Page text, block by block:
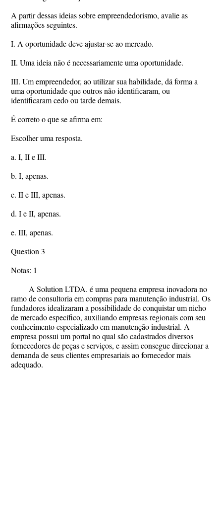
A partir dessas ideias sobre empreendedorismo, avalie as
afirmações seguintes.
I. A oportunidade deve ajustar-se ao mercado.
II. Uma ideia não é necessariamente uma oportunidade.
III. Um empreendedor, ao utilizar sua habilidade, dá forma a
uma oportunidade que outros não identificaram, ou
identificaram cedo ou tarde demais.
É correto o que se afirma em:
Escolher uma resposta.
a. I, II e III.
b. I, apenas.
c. II e III, apenas.
d. I e II, apenas.
e. III, apenas.
Question 3
Notas: 1
A Solution LTDA. é uma pequena empresa inovadora no
ramo de consultoria em compras para manutenção industrial. Os
fundadores idealizaram a possibilidade de conquistar um nicho
de mercado específico, auxiliando empresas regionais com seu
conhecimento especializado em manutenção industrial. A
empresa possui um portal no qual são cadastrados diversos
fornecedores de peças e serviços, e assim consegue direcionar a
demanda de seus clientes empresariais ao fornecedor mais
adequado.